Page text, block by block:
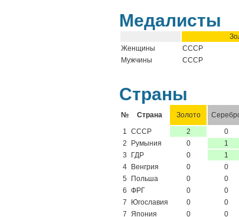
Медалисты
Женщины
СССР
Мужчины
СССР
Страны
№ Страна Золото
1 СССР 2 0
2
Румыния 0 1
3
ГДР 0 1
4
Венгрия 0 0
5
Польша 0 0
6 ФРГ 0 0
7
Югославия 0 0
7 Япония 0 0